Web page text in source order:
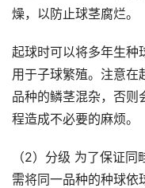
燥，以防止球茎腐烂。
起球时可以将多年生种
用于子球繁殖。注意在
品种的鳞茎混杂，否则
程造成不必要的麻烦。
（2）分级 为了保证
需将同一品种的种球依